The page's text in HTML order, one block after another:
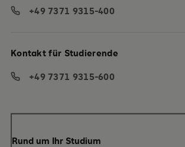
Rund um Ihr Studium
+49 7371 9315-400
Kontakt für Studierende
+49 7371 9315-600